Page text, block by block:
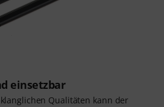
einsetzbar
Qualitäten kann der